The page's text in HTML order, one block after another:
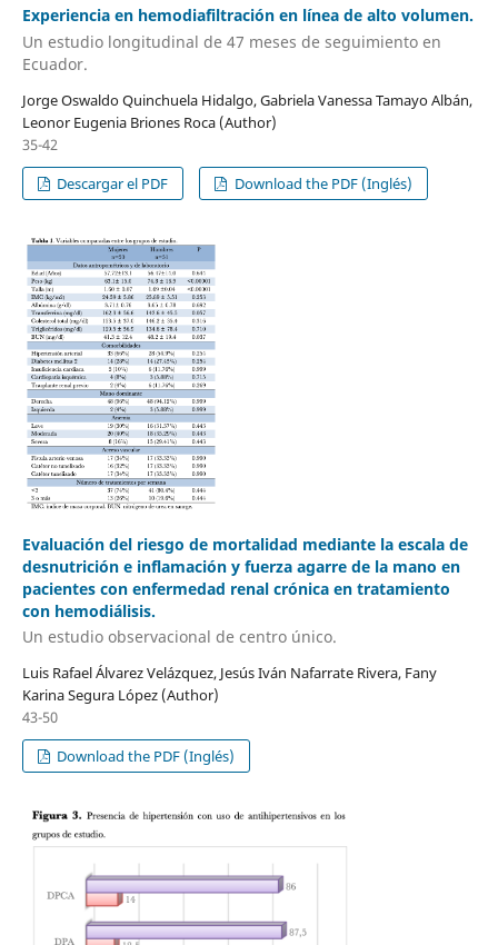
Experiencia en hemodiafiltración en línea de alto volumen.
Un estudio longitudinal de 47 meses de seguimiento en
Ecuador.
Jorge Oswaldo Quinchuela Hidalgo, Gabriela Vanessa Tamayo Albán,
Leonor Eugenia Briones Roca (Author)
35-42
Descargar el PDF
Download the PDF (Inglés)
Evaluación del riesgo de mortalidad mediante la escala de
desnutrición e inflamación y fuerza agarre de la mano en
pacientes con enfermedad renal crónica en tratamiento
con hemodiálisis.
Un estudio observacional de centro único.
Luis Rafael Álvarez Velázquez, Jesús Iván Nafarrate Rivera, Fany
Karina Segura López (Author)
43-50
Download the PDF (Inglés)